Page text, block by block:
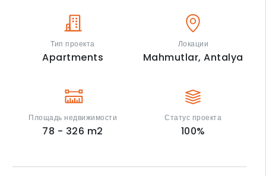
Тип проекта
Apartments
Локации
Mahmutlar,Antalya
Площадь недвижимости
78 - 326 m2
Статус проекта
100%